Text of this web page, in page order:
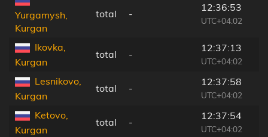
Yurgamysh,
Kurgan
total -
12:36:53
UTC+04:02
Ikovka,
Kurgan
total -
12:37:13
UTC+04:02
Lesnikovo,
Kurgan
total -
12:37:58
UTC+04:02
Ketovo,
Kurgan
total -
12:37:54
UTC+04:02